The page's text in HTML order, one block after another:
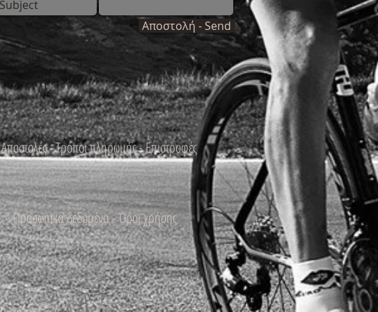
Αποστολή - Send
Αποστολές - Τρόποι πληρωμής - Επιστροφές
Προσωπικά δεδομένα - Όροι χρήσης